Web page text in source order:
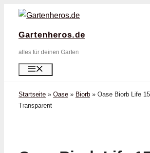
Zum
springen
Gartenheros.de
alles für deinen Garten
Startseite » Oase » Biorb » Oase Biorb Life
Transparent